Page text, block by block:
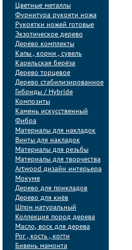
Цветные металлы
Фурнитура рукояти ножа
Рукоятки ножей готовые
Экзотическое дерево
Дерево комплекты
Капы , корни , сувель
Карельская берёза
Дерево торцевое
Дерево стабилизированное
Гибриды / Hybride
Композиты
Камень искусственный
Фибра
Материалы для накладок
Винты для накладок
Материалы для резьбы
Материалы для творчества
Artwood дизайн интерьера
Мокуме
Дерево для прикладов
Дерево для киёв
Шпон натуральный
Коллекция пород дерева
Масло, воск для дерева
Рог , кость , когти
Бивень мамонта